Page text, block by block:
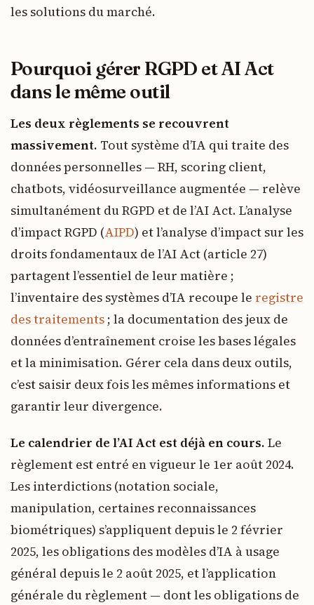
les solutions du marché.
Pourquoi gérer RGPD et AI Act
dans le même outil
Les deux règlements se recouvrent
massivement. Tout système d’IA qui traite des
données personnelles — RH, scoring client,
chatbots, vidéosurveillance augmentée — relève
simultanément du RGPD et de l’AI Act. L’analyse
d’impact RGPD (AIPD) et l’analyse d’impact sur les
droits fondamentaux de l’AI Act (article 27)
partagent l’essentiel de leur matière ;
l’inventaire des systèmes d’IA recoupe le registre
des traitements ; la documentation des jeux de
données d’entraînement croise les bases légales
et la minimisation. Gérer cela dans deux outils,
c’est saisir deux fois les mêmes informations et
garantir leur divergence.
Le calendrier de l’AI Act est déjà en cours. Le
règlement est entré en vigueur le 1er août 2024.
Les interdictions (notation sociale,
manipulation, certaines reconnaissances
biométriques) s’appliquent depuis le 2 février
2025, les obligations des modèles d’IA à usage
général depuis le 2 août 2025, et l’application
générale du règlement — dont les obligations de